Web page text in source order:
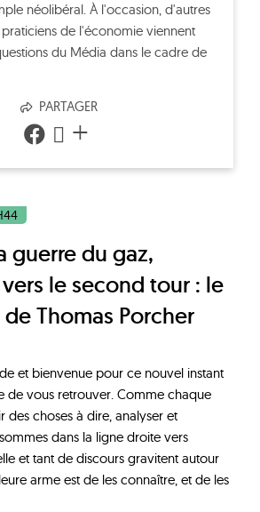
néolibéral. À l'occasion, d'autres
de l'économie viennent
du Média dans le cadre de
PARTAGER
+
le second tour : le
Thomas Porcher
et bienvenue pour ce nouvel instant
de vous retrouver. Comme chaque
des choses à dire, analyser et
dans la ligne droite vers
et tant de discours gravitent autour
arme est de les connaître, et de les